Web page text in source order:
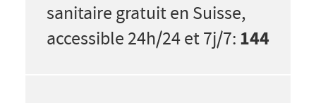
sanitaire gratuit en Suisse,
accessible 24h/24 et 7j/7: 144